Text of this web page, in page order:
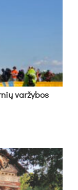
var­žy­bos